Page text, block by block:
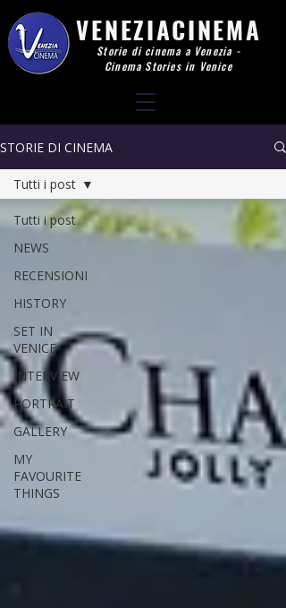
Storie di cinema a Venezia -
Cinema Stories in Venice
VENEZIACINEMA
STORIE DI CINEMA
Tutti i post
NEWS
RECENSIONI
HISTORY
SET IN
VENICE
INTERVIEW
PORTRAIT
GALLERY
MY
FAVOURITE
THINGS
Tutti i post